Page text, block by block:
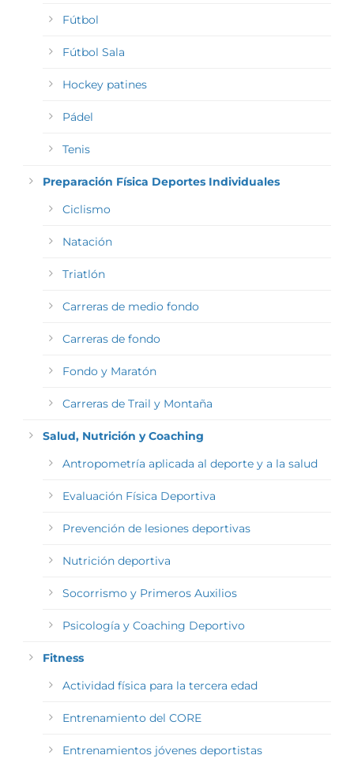
Fútbol
Fútbol Sala
Hockey patines
Pádel
Tenis
Preparación Física Deportes Individuales
Ciclismo
Natación
Triatlón
Carreras de medio fondo
Carreras de fondo
Fondo y Maratón
Carreras de Trail y Montaña
Salud, Nutrición y Coaching
Antropometría aplicada al deporte y a la salud
Evaluación Física Deportiva
Prevención de lesiones deportivas
Nutrición deportiva
Socorrismo y Primeros Auxilios
Psicología y Coaching Deportivo
Fitness
Actividad física para la tercera edad
Entrenamiento del CORE
Entrenamientos jóvenes deportistas